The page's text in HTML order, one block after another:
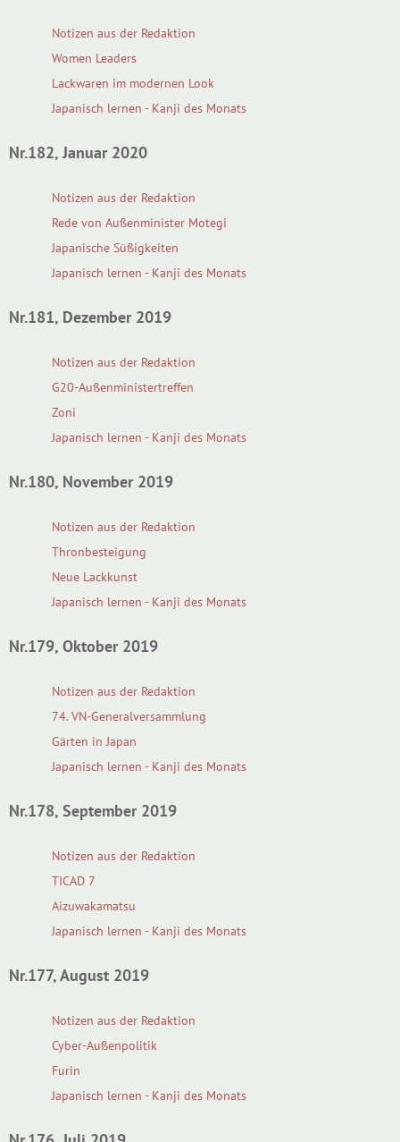
Notizen aus der Redaktion
Women Leaders
Lackwaren im modernen Look
Japanisch lernen - Kanji des Monats
Nr.182, Januar 2020
Notizen aus der Redaktion
Rede von Außenminister Motegi
Japanische Süßigkeiten
Japanisch lernen - Kanji des Monats
Nr.181, Dezember 2019
Notizen aus der Redaktion
G20-Außenministertreffen
Zoni
Japanisch lernen - Kanji des Monats
Nr.180, November 2019
Notizen aus der Redaktion
Thronbesteigung
Neue Lackkunst
Japanisch lernen - Kanji des Monats
Nr.179, Oktober 2019
Notizen aus der Redaktion
74. VN-Generalversammlung
Gärten in Japan
Japanisch lernen - Kanji des Monats
Nr.178, September 2019
Notizen aus der Redaktion
TICAD 7
Aizuwakamatsu
Japanisch lernen - Kanji des Monats
Nr.177, August 2019
Notizen aus der Redaktion
Cyber-Außenpolitik
Furin
Japanisch lernen - Kanji des Monats